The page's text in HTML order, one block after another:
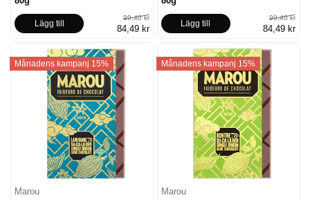
Lägg till
99,40 kr
84,49 kr Lägg till
99,40 kr
84,49 kr
Månadens kampanj 15%
Marou
Månadens kampanj 15%
Marou